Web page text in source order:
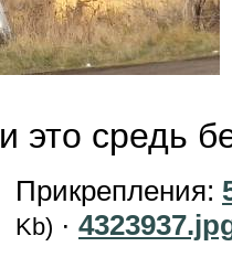
и это средь
Прикрепления:
Kb) ·